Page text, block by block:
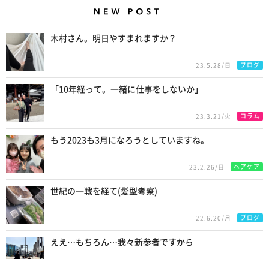
木村さん。明日やすまれますか？
23.5.28/日 ブログ
「10年経って。一緒に仕事をしないか」
23.3.21/火 コラム
もう2023も3月になろうとしていますね。
23.2.26/日 ヘアケア
世紀の一戦を経て(髪型考察)
22.6.20/月 ブログ
ええ…もちろん…我々新参者ですから